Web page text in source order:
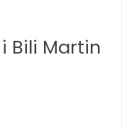
Bili Martin